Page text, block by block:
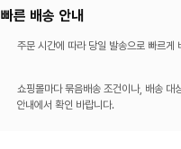
빠른 배송 안내
주문 시간에 따라 당일 발송으로 빠르게
쇼핑몰마다 묶음배송 조건이나, 배송 대
안내에서 확인 바랍니다.